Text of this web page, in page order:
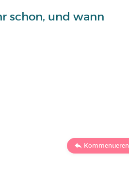
schon, und wann
Kommentieren